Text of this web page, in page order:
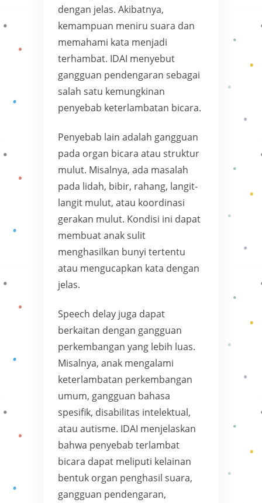
dengan jelas. Akibatnya,
kemampuan meniru suara dan
memahami kata menjadi
terhambat. IDAI menyebut
gangguan pendengaran sebagai
salah satu kemungkinan
penyebab keterlambatan bicara.
Penyebab lain adalah gangguan
pada organ bicara atau struktur
mulut. Misalnya, ada masalah
pada lidah, bibir, rahang, langit-
langit mulut, atau koordinasi
gerakan mulut. Kondisi ini dapat
membuat anak sulit
menghasilkan bunyi tertentu
atau mengucapkan kata dengan
jelas.
Speech delay juga dapat
berkaitan dengan gangguan
perkembangan yang lebih luas.
Misalnya, anak mengalami
keterlambatan perkembangan
umum, gangguan bahasa
spesifik, disabilitas intelektual,
atau autisme. IDAI menjelaskan
bahwa penyebab terlambat
bicara dapat meliputi kelainan
bentuk organ penghasil suara,
gangguan pendengaran,